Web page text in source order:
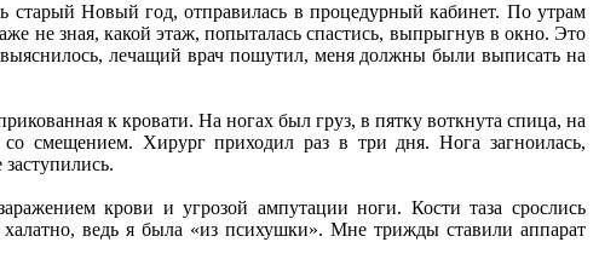
старый Новый год, отправилась в процедурный кабинет. По утрам
не зная, какой этаж, попыталась спастись, выпрыгнув в окно. Это
лечащий врач пошутил, меня должны были выписать на
к кровати. На ногах был груз, в пятку воткнута спица, на
смещением. Хирург приходил раз в три дня. Нога загноилась,
крови и угрозой ампутации ноги. Кости таза срослись
ведь я была «из психушки». Мне трижды ставили аппарат